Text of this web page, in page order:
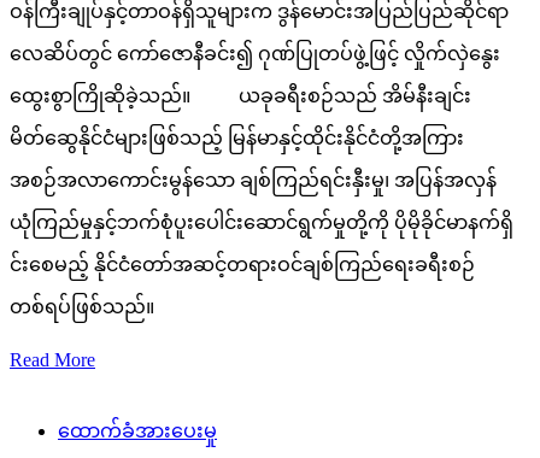
ဝန်ကြီးချုပ်နှင့်တာဝန်ရှိသူများက ဒွန်မောင်းအပြည်ပြည်ဆိုင်ရာ
လေဆိပ်တွင် ကော်ဇောနီခင်း၍ ဂုဏ်ပြုတပ်ဖွဲ့ဖြင့် လှိုက်လှဲနွေး
ထွေးစွာကြိုဆိုခဲ့သည်။ ယခုခရီးစဉ်သည် အိမ်နီးချင်း
မိတ်ဆွေနိုင်ငံများဖြစ်သည့် မြန်မာနှင့်ထိုင်းနိုင်ငံတို့အကြား
အစဉ်အလာကောင်းမွန်သော ချစ်ကြည်ရင်းနှီးမှု၊ အပြန်အလှန်
ယုံကြည်မှုနှင့်ဘက်စုံပူးပေါင်းဆောင်ရွက်မှုတို့ကို ပိုမိုခိုင်မာနက်ရှိ
င်းစေမည့် နိုင်ငံတော်အဆင့်တရားဝင်ချစ်ကြည်ရေးခရီးစဉ်
တစ်ရပ်ဖြစ်သည်။
Read More
ထောက်ခံအားပေးမှု